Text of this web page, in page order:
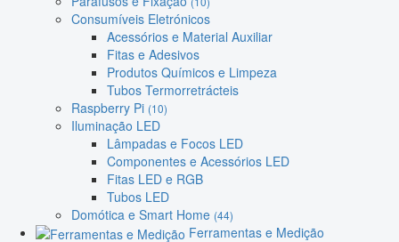
Consumíveis Eletrónicos
Acessórios e Material Auxiliar
Fitas e Adesivos
Produtos Químicos e Limpeza
Tubos Termorretrácteis
Raspberry Pi (10)
Iluminação LED
Lâmpadas e Focos LED
Componentes e Acessórios LED
Fitas LED e RGB
Tubos LED
Domótica e Smart Home (44)
Ferramentas e Medição